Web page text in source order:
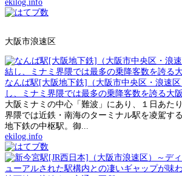
ekilog.info
大阪市浪速区
なんば駅[大阪地下鉄]（大阪市中央区・浪速
し、ミナミ界隈では最多の乗降客数を誇る大
大阪ミナミの中心「難波」にあり、１日あた
界隈では近鉄・南海のターミナル駅を凌駕す
地下鉄の中枢駅。御...
ekilog.info